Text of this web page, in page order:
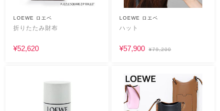
LOEWE ロエベ
折りたたみ財布
¥52,620
LOEWE ロエベ
ハット
¥57,900 ¥79,200